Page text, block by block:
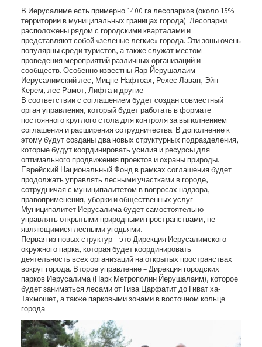
В Иерусалиме есть примерно 1400 га лесопарков (около 15%
территории в муниципальных границах города). Лесопарки
расположены рядом с городскими кварталами и
представляют собой «зеленые легкие» города. Эти зоны очень
популярны среди туристов, а также служат местом
проведения мероприятий различных организаций и
сообществ. Особенно известны Яар-Йерушалаим-
Иерусалимский лес, Мицпе-Нафтоах, Рехес Лаван, Эйн-
Керем, лес Рамот, Лифта и другие.
В соответствии с соглашением будет создан совместный
орган управления, который будет работать в формате
постоянного круглого стола для контроля за выполнением
соглашения и расширения сотрудничества. В дополнение к
этому будут созданы два новых структурных подразделения,
которые будут координировать усилия и ресурсы для
оптимального продвижения проектов и охраны природы.
Еврейский Национальный Фонд в рамках соглашения будет
продолжать управлять лесными участками в городе,
сотрудничая с муниципалитетом в вопросах надзора,
правоприменения, уборки и общественных услуг.
Муниципалитет Иерусалима будет самостоятельно
управлять открытыми природными пространствами, не
являющимися лесными угодьями.
Первая из новых структур – это Дирекция Иерусалимского
окружного парка, которая будет координировать
деятельность всех организаций на открытых пространствах
вокруг города. Второе управление – Дирекция городских
парков Иерусалима (Парк Метрополин Йерушалаим), которое
будет заниматься лесами от Гива Царфатит до Гиват ха-
Тахмошет, а также парковыми зонами в восточном кольце
города.